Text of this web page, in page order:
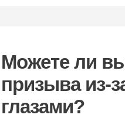
Можете ли
призыва из-
глазами?